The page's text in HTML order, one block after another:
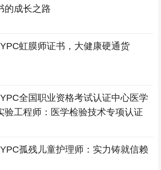
的成长之路
虹膜师证书，大健康硬通货
全国职业资格考试认证中心医学
验工程师：医学检验技术专项认证
孤残儿童护理师：实力铸就信赖